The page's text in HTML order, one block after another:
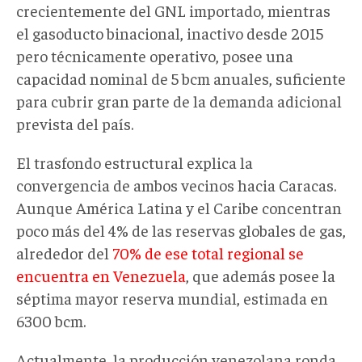
crecientemente del GNL importado, mientras
el gasoducto binacional inactivo desde 2015
pero técnicamente operativo posee una
capacidad nominal de 5 bcm anuales, suficiente
para cubrir gran parte de la demanda adicional
prevista del país.
El trasfondo estructural explica la
convergencia de ambos vecinos hacia Caracas.
Aunque América Latina y el Caribe concentran
poco más del 4% de las reservas globales de gas,
alrededor del 70% de ese total regional se
encuentra en Venezuela , que además posee la
séptima mayor reserva mundial, estimada en
6300 bcm.